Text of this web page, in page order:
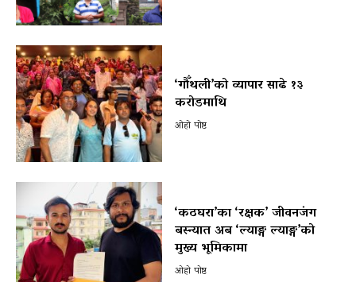
‘गौँथली’को व्यापार साढे १३
करोडमाथि
ओहो पोष्ट
‘कठघरा’का ‘रक्षक’ जीवनजंग
बस्न्यात अब ‘ल्याङ्ग ल्याङ्ग’को
मुख्य भूमिकामा
ओहो पोष्ट